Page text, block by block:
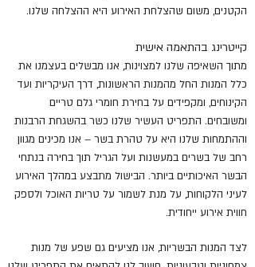
הקטנים, משום שהצלחת האירוע היא ההצלחה שלנו.
קייטרינג בהתאמה אישית
מתוך השאיפה שלנו למצוינות, אנו מבשלים בעצמנו את
כלל המנות החל מהמנות הראשונות, דרך העיקריות ועד
הקינוחים, ומקפידים על בחירת חומרי גלם טריים
ומשובחים. התפריט העשיר שלנו כשר בהשגחת הרבנות
וההתמחות שלנו היא על טהרת בשר – אנו מכינים מגוון
רחב של בשרים במעשנות ועל הגריל תוך בחירה בנתחי
הבשר האיכותיים ביותר. הבישול מתבצע במהלך האירוע
לעיני הלקוחות, על מנת לשמור על טריות האוכל ולספק
חווית אירוע ייחודית.
לצד המנות הבשריות, אנו מציעים גם שפע של מנות